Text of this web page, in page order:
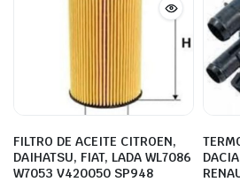
FILTRO DE ACEITE CITROEN,
DAIHATSU, FIAT, LADA WL7086
W7053 V420050 SP948